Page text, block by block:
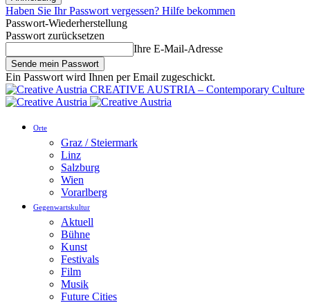
Haben Sie Ihr Passwort vergessen? Hilfe bekommen
Passwort-Wiederherstellung
Passwort zurücksetzen
Ihre E-Mail-Adresse
Ein Passwort wird Ihnen per Email zugeschickt.
CREATIVE AUSTRIA – Contemporary Culture
Orte
Graz / Steiermark
Linz
Salzburg
Wien
Vorarlberg
Gegenwartskultur
Aktuell
Bühne
Kunst
Festivals
Film
Musik
Future Cities